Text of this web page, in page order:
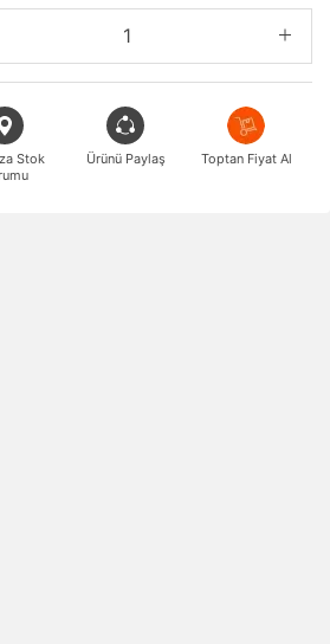
Stok
Ürünü Paylaş Toptan Fiyat Al